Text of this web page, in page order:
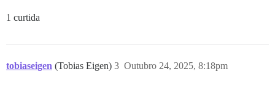
1 curtida
tobiaseigen (Tobias Eigen) Outubro 24, 2025, 8:18pm
3